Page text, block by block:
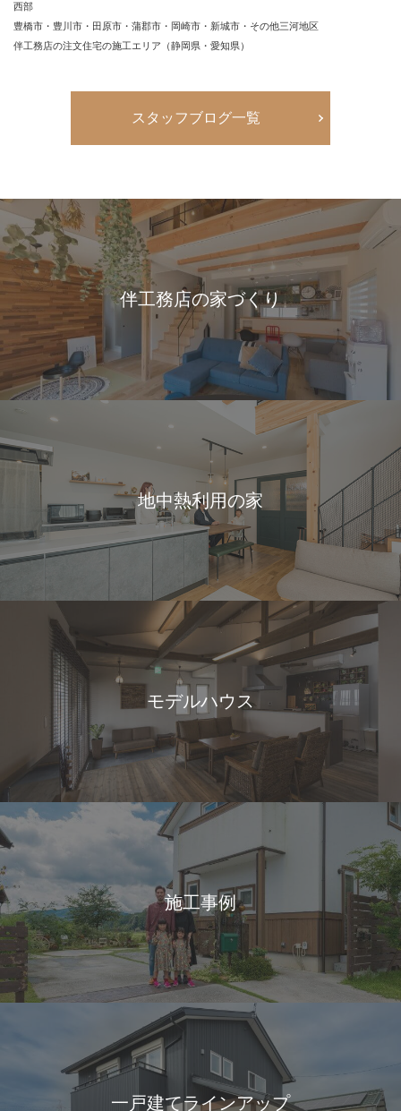
西部
豊橋市・豊川市・田原市・蒲郡市・岡崎市・新城市・その他三河地区
伴工務店の注文住宅の施工エリア（静岡県・愛知県）
スタッフブログ一覧
伴工務店の家づくり
地中熱利用の家
モデルハウス
施工事例
一戸建てラインアップ